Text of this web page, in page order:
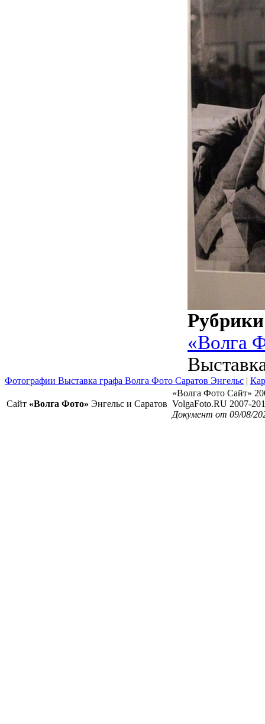
Рубрики
«Волга
Фотографии Выставка графа Волга Фото Саратов Энгельс |
Сайт «Волга Фото» Энгельс и Саратов
«Волга Фото Сайт»
VolgaFoto.RU 2007-
Документ от 09/08/